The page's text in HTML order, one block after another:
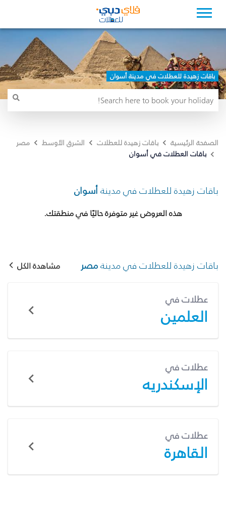
باقات زهيدة للعطلات في مدينة أسوان
الصفحة الرئيسية باقات زهيدة للعطلات الشرق الأوسط
مصر
باقات العطلات في أسوان
باقات زهيدة للعطلات في مدينةأسوان
هذه العروض غير متوفرة حاليًا في منطقتك.
باقات زهيدة للعطلات في مدينةمصر مشاهدة الكل
عطلات في
العلمين
عطلات في
الإسكندريه
عطلات في
القاهرة